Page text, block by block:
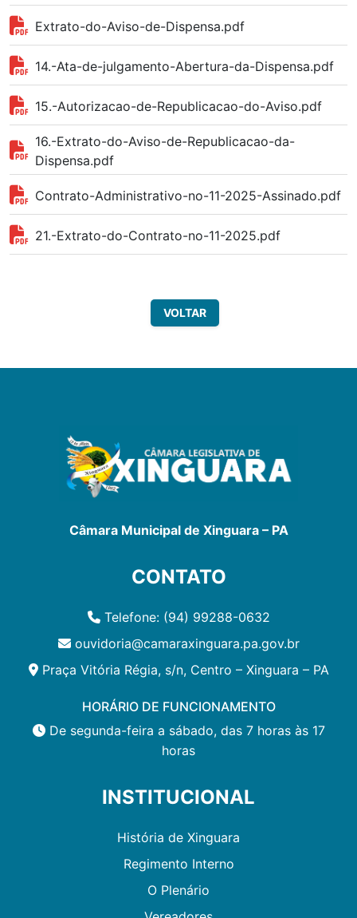
Extrato-do-Aviso-de-Dispensa.pdf
14.-Ata-de-julgamento-Abertura-da-Dispensa.pdf
15.-Autorizacao-de-Republicacao-do-Aviso.pdf
16.-Extrato-do-Aviso-de-Republicacao-da-
Dispensa.pdf
Contrato-Administrativo-no-11-2025-Assinado.pdf
21.-Extrato-do-Contrato-no-11-2025.pdf
VOLTAR
Câmara Municipal de Xinguara – PA
CONTATO
Telefone: (94) 99288-0632
ouvidoria@camaraxinguara.pa.gov.br
Praça Vitória Régia, s/n, Centro – Xinguara – PA
HORÁRIO DE FUNCIONAMENTO
De segunda-feira a sábado, das 7 horas às 17
horas
INSTITUCIONAL
História de Xinguara
Regimento Interno
O Plenário